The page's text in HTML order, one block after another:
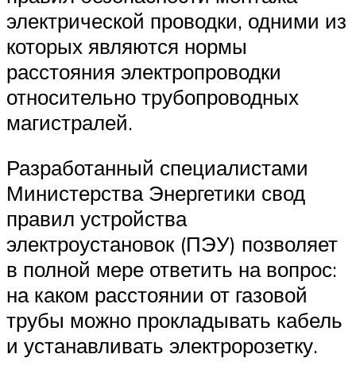
электрической проводки, одними из
которых являются нормы
расстояния электропроводки
относительно трубопроводных
магистралей.
Разработанный специалистами
Министерства Энергетики свод
правил устройства
электроустановок (ПЭУ) позволяет
в полной мере ответить на вопрос:
на каком расстоянии от газовой
трубы можно прокладывать кабель
и устанавливать электророзетку.